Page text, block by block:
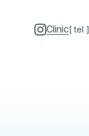
Clinic[ tel ]